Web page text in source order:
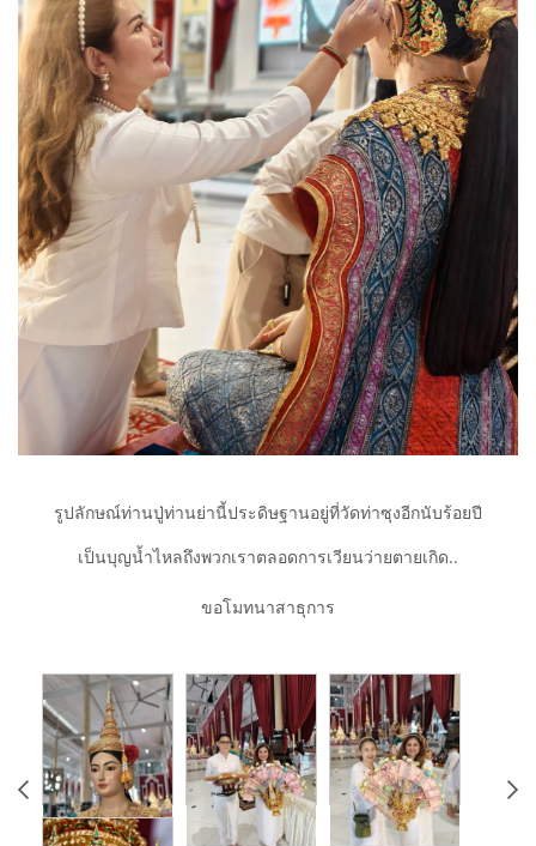
รูปลักษณ์ท่านปู่ท่านย่านี้ประดิษฐานอยู่ที่วัดท่าซุงอีกนับร้อยปี
เป็นบุญน้ำไหลถึงพวกเราตลอดการเวียนว่ายตายเกิด..
ขอโมทนาสาธุการ